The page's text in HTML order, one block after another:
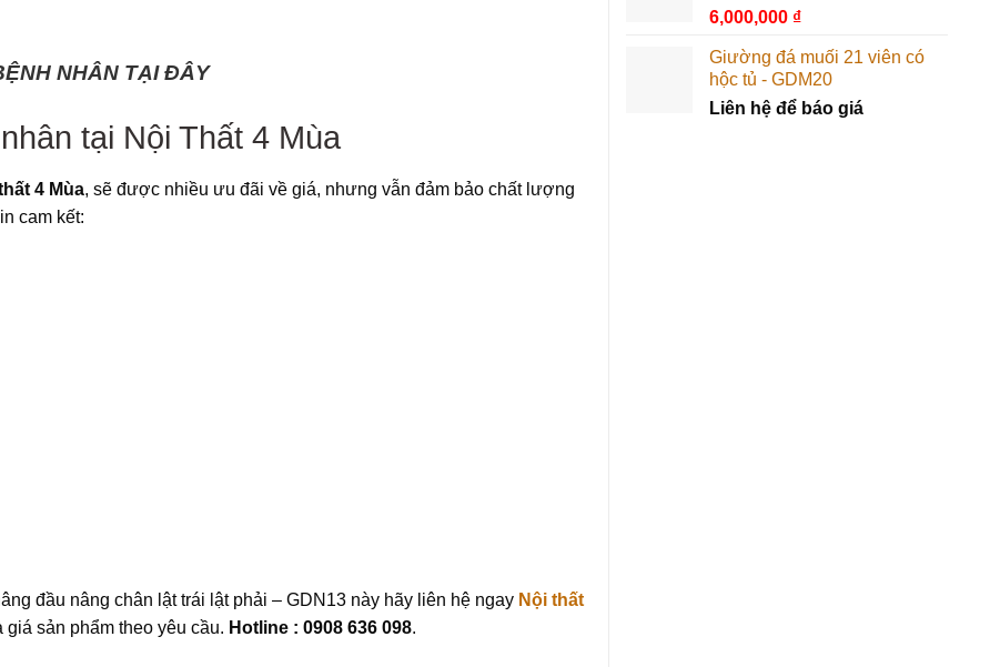
6,000,000 ₫
Giường đá muối 21 viên có
hộc tủ - GDM20
Liên hệ để báo giá
NHÂN TẠI ĐÂY
tại Nội Thất 4 Mùa
4 Mùa, sẽ được nhiều ưu đãi về giá, nhưng vẫn đảm bảo chất lượng
cam kết:
đầu nâng chân lật trái lật phải – GDN13 này hãy liên hệ ngay Nội thất
sản phẩm theo yêu cầu. Hotline : 0908 636 098.